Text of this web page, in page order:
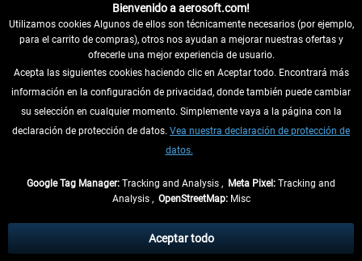
DESISTIR DEL CONTRATO
INFORMACIÓN
tasas de recepción si no se describe lo contrario
** De aplicación a envíos dentro de Alemania. Los plazos de envío para los
Bienvenido a aerosoft.com!
Utilizamos cookies Algunos de ellos son técnicamente necesarios (por ejemplo,
para el carrito de compras), otros nos ayudan a mejorar nuestras ofertas y
ofrecerle una mejor experiencia de usuario.
Acepta las siguientes cookies haciendo clic en Aceptar todo. Encontrará más
información en la configuración de privacidad, donde también puede cambiar
su selección en cualquier momento. Simplemente vaya a la página con la
declaración de protección de datos. Vea nuestra declaración de protección de
datos.
Google Tag Manager: Tracking and Analysis , Meta Pixel: Tracking and
Analysis , OpenStreetMap:Misc
Aceptar todo